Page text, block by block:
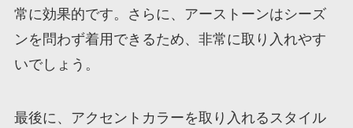
常に効果的です。さらに、アーストーンはシーズ
ンを問わず着用できるため、非常に取り入れやす
いでしょう。
最後に、アクセントカラーを取り入れるスタイル